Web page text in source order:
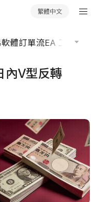
繁體中文
體訂單流EA 工具庫
內V型反轉